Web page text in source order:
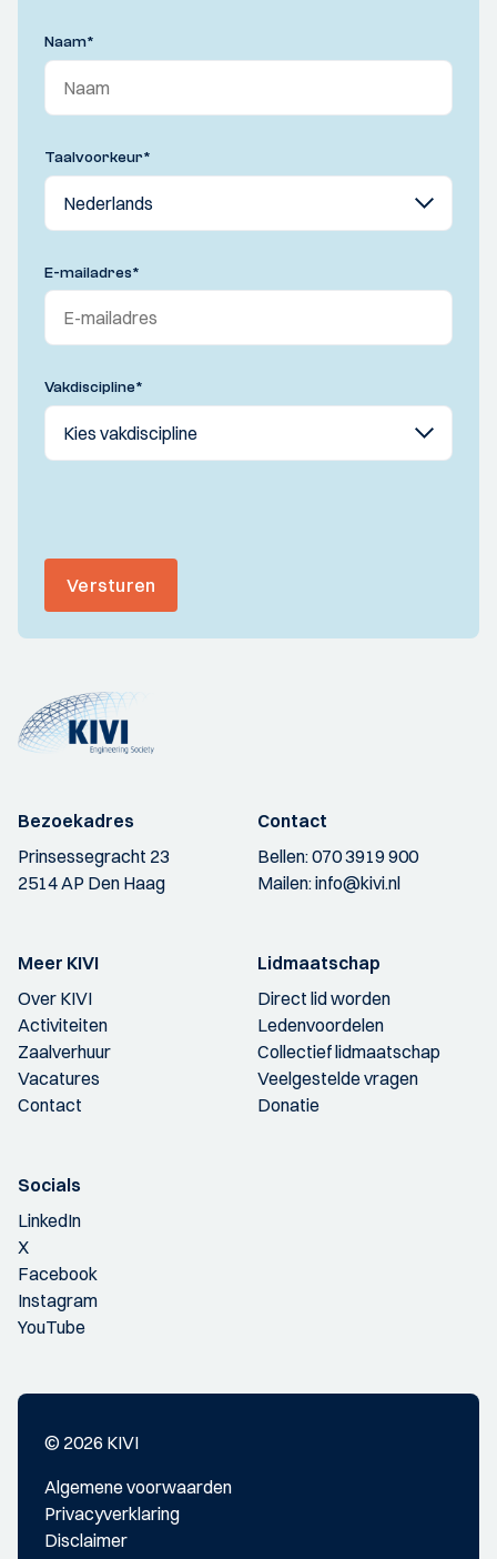
Naam*
Taalvoorkeur*
E-mailadres*
Vakdiscipline*
Versturen
Bezoekadres
Prinsessegracht 23
2514 AP Den Haag
Contact
Bellen:070 3919 900
Mailen:info@kivi.nl
Meer KIVI
Over KIVI
Activiteiten
Zaalverhuur
Vacatures
Contact
Lidmaatschap
Direct lid worden
Ledenvoordelen
Collectief lidmaatschap
Veelgestelde vragen
Donatie
Socials
LinkedIn
X
Facebook
Instagram
YouTube
© 2026 KIVI
Algemene voorwaarden
Privacyverklaring
Disclaimer